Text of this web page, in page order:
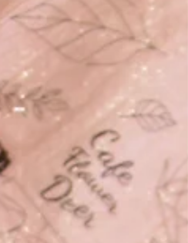
ん💗 まるでお母さんのようでした😆 沢山のおか
をお皿にのせてくれる子や、ひたすらモグモグと
食べる子…🤭 みんなそれぞれ楽しんでいて、賑
かなおままごとでした✨